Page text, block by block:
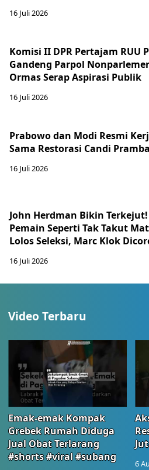
16 Juli 2026
Komisi II DPR Pertajam RUU
Gandeng Parpol
Ormas Serap Aspirasi Publik
16 Juli 2026
Prabowo dan Modi Resmi
Sama Restorasi Candi
16 Juli 2026
John Herdman Bikin
Pemain Seperti Tak Takut
Lolos Seleksi, Marc Klok
16 Juli 2026
Video Terbaru
Emak-emak Kompak
Grebek Rumah Diduga
Jual Obat Terlarang
#shorts #viral #subang
6